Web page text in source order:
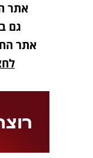
אתר
גם
אתר